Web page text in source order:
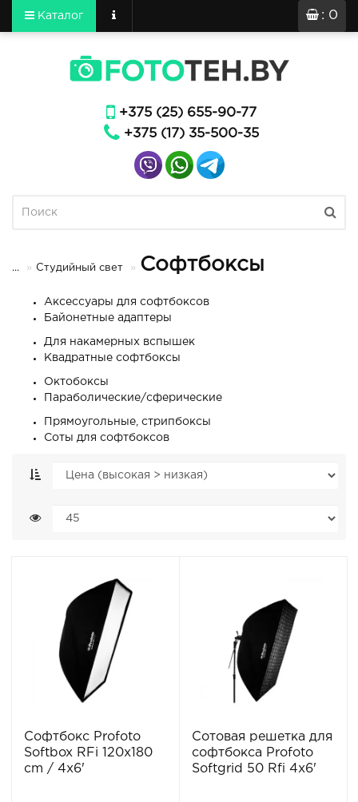
: 0
Каталог
+375 (25) 655-90-77
+375 (17) 35-500-35
... Студийный свет Софтбоксы
Аксессуары для софтбоксов
Байонетные адаптеры
Для накамерных вспышек
Квадратные софтбоксы
Октобоксы
Параболические/сферические
Прямоугольные, стрипбоксы
Соты для софтбоксов
Софтбокс Profoto
Softbox RFi 120x180
cm / 4x6'
Сотовая решетка для
софтбокса Profoto
Softgrid 50 Rfi 4x6'